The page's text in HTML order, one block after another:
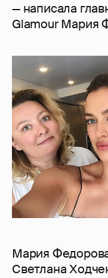
— написала
Glamour Мария
Мария
Светлана